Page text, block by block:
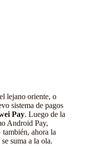
lejano oriente, o
sistema de pagos
Pay. Luego de la
Android Pay,
ahora la
suma a la ola.